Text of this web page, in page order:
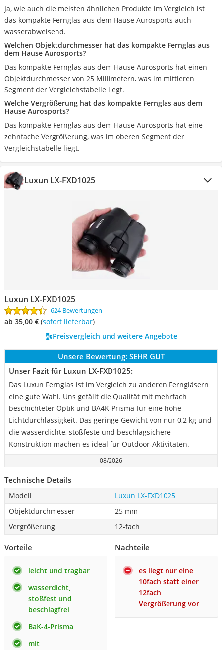
Ja, wie auch die meisten ähnlichen Produkte im Vergleich ist
das kompakte Fernglas aus dem Hause Aurosports auch
wasserabweisend.
Welchen Objektdurchmesser hat das kompakte Fernglas aus
dem Hause Aurosports?
Das kompakte Fernglas aus dem Hause Aurosports hat einen
Objektdurchmesser von 25 Millimetern, was im mittleren
Segment der Vergleichstabelle liegt.
Welche Vergrößerung hat das kompakte Fernglas aus dem
Hause Aurosports?
Das kompakte Fernglas aus dem Hause Aurosports hat eine
zehnfache Vergrößerung, was im oberen Segment der
Vergleichstabelle liegt.
Luxun ‎LX-FXD1025
Luxun ‎LX-FXD1025
624 Bewertungen
ab 35,00 € ( Sofort lieferbar)
Preisvergleich und weitere Angebote
Unsere Bewertung: SEHR GUT
Unser Fazit für Luxun ‎LX-FXD1025:
Das Luxun Fernglas ist im Vergleich zu anderen Ferngläsern
eine gute Wahl. Uns gefällt die Qualität mit mehrfach
beschichteter Optik und BA4K-Prisma für eine hohe
Lichtdurchlässigkeit. Das geringe Gewicht von nur 0,2 kg und
die wasserdichte, stoßfeste und beschlagsichere
Konstruktion machen es ideal für Outdoor-Aktivitäten.
08/2026
Technische Details
Modell
Luxun ‎LX-FXD1025
Objektdurchmesser
25 mm
Vergrößerung
12-fach
Vorteile
leicht und tragbar
wasserdicht,
stoßfest und
beschlagfrei
BaK-4-Prisma
mit
Nachteile
es liegt nur eine
10fach statt einer
12fach
Vergrößerung vor